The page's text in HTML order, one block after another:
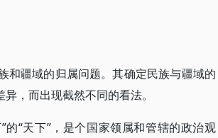
和疆域的归属问题。其确定民族与疆域的
，而出现截然不同的看法。
的“天下”，是个国家领属和管辖的政治观